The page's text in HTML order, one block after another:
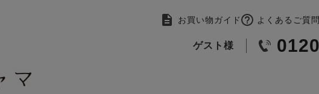
お買い物ガイド よくあるご質問
ゲスト様